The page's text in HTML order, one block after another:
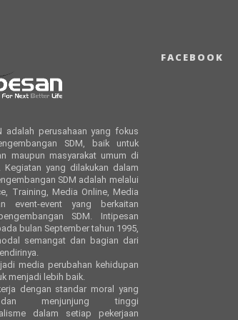
adalah perusahaan yang fokus
SDM, baik untuk
maupun masyarakat umum di
Kegiatan yang dilakukan dalam
SDM adalah melalui
Training, Media Online, Media
event-event yang berkaitan
SDM. Intipesan
bulan September tahun 1995,
semangat dan bagian dari
media perubahan kehidupan
menjadi lebih baik.
dengan standar moral yang
menjunjung tinggi
dalam setiap pekerjaan
FACEBOOK